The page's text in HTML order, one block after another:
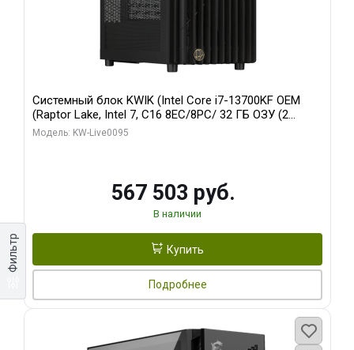
Фильтр
Системный блок KWIK (Intel Core i7-13700KF OEM
(Raptor Lake, Intel 7, C16 8EC/8PC/ 32 ГБ ОЗУ (2
модуля)/ Afox RTX4090 24GB GDDR6X 384-Bit 3xDP
Модель: KW-Live0095
567 503 руб.
В наличии
Купить
Подробнее